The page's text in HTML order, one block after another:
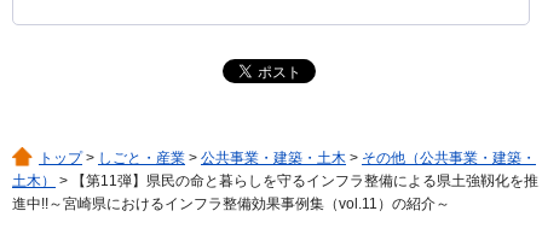
トップ> しごと・産業 > 公共事業・建築・土木 > その他（公共事業・建築・
土木）
> 【第11弾】県民の命と暮らしを守るインフラ整備による県土強靱化を推
進中!!～宮崎県におけるインフラ整備効果事例集（vol.11）の紹介～